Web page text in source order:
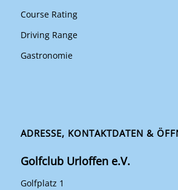
Course Rating
Driving Range
Gastronomie
ADRESSE, KONTAKTDATEN &
Golfclub Urloffen e.V.
Golfplatz 1